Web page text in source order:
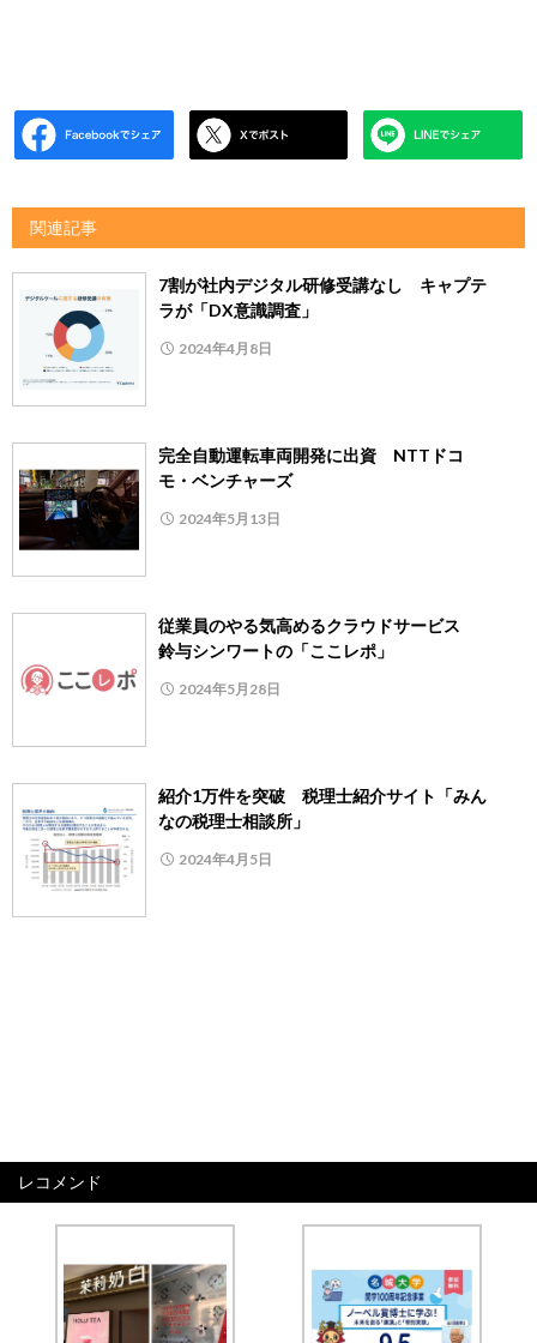
関連記事
7割が社内デジタル研修受講なし キャプテ
ラが「DX意識調査」
2024年4月8日
完全自動運転車両開発に出資 NTTドコ
モ・ベンチャーズ
2024年5月13日
従業員のやる気高めるクラウドサービス
鈴与シンワートの「ここレポ」
2024年5月28日
紹介1万件を突破 税理士紹介サイト「みん
なの税理士相談所」
2024年4月5日
レコメンド